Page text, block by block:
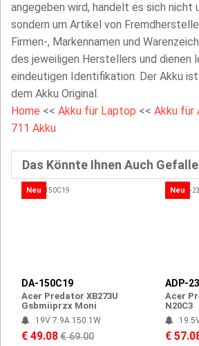
angegeben wird, handelt es sich nicht
sondern um Artikel von
Firmen-, Markennamen und
des jeweiligen Herstellers und dienen
eindeutigen Identifikation. Der Akku
dem Akku Original.
Home << Akku für Laptop << Akku für
711 Akku
Das Könnte Ihnen Auch
Neu
DA-150C19
Acer Predator XB273U
Gsbmiiprzx Moni
19V 7.9A 150.1W
€ 49.08€ 69.00
Neu
ADP-
Acer
N20C3
€